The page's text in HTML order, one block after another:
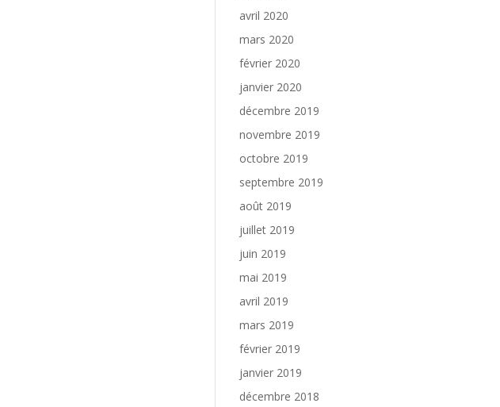
avril 2020
mars 2020
février 2020
janvier 2020
décembre 2019
novembre 2019
octobre 2019
septembre 2019
août 2019
juillet 2019
juin 2019
mai 2019
avril 2019
mars 2019
février 2019
janvier 2019
décembre 2018